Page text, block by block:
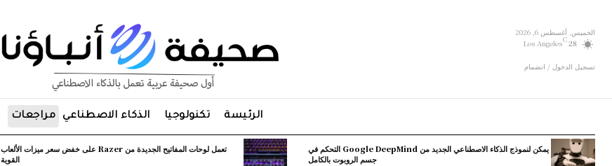
الخميس, أغسطس 6, 2026
28
C
Los Angeles
تسجيل الدخول / انضمام
الرئيسة تكنولوجيا الذكاء الاصطناعي مراجعات
يمكن لنموذج الذكاء الاصطناعي الجديد من Google DeepMind التحكم في
جسم الروبوت بالكامل
تعمل لوحات المفاتيح الجديدة من Razer على خفض سعر ميزات الألعاب
القوية